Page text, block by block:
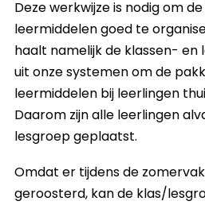
Deze werkwijze is nodig om
leermiddelen goed te
haalt namelijk de klassen-
uit onze systemen om de
leermiddelen bij leerlingen
Daarom zijn alle leerlingen
lesgroep geplaatst.
Omdat er tijdens de
geroosterd, kan de klas/